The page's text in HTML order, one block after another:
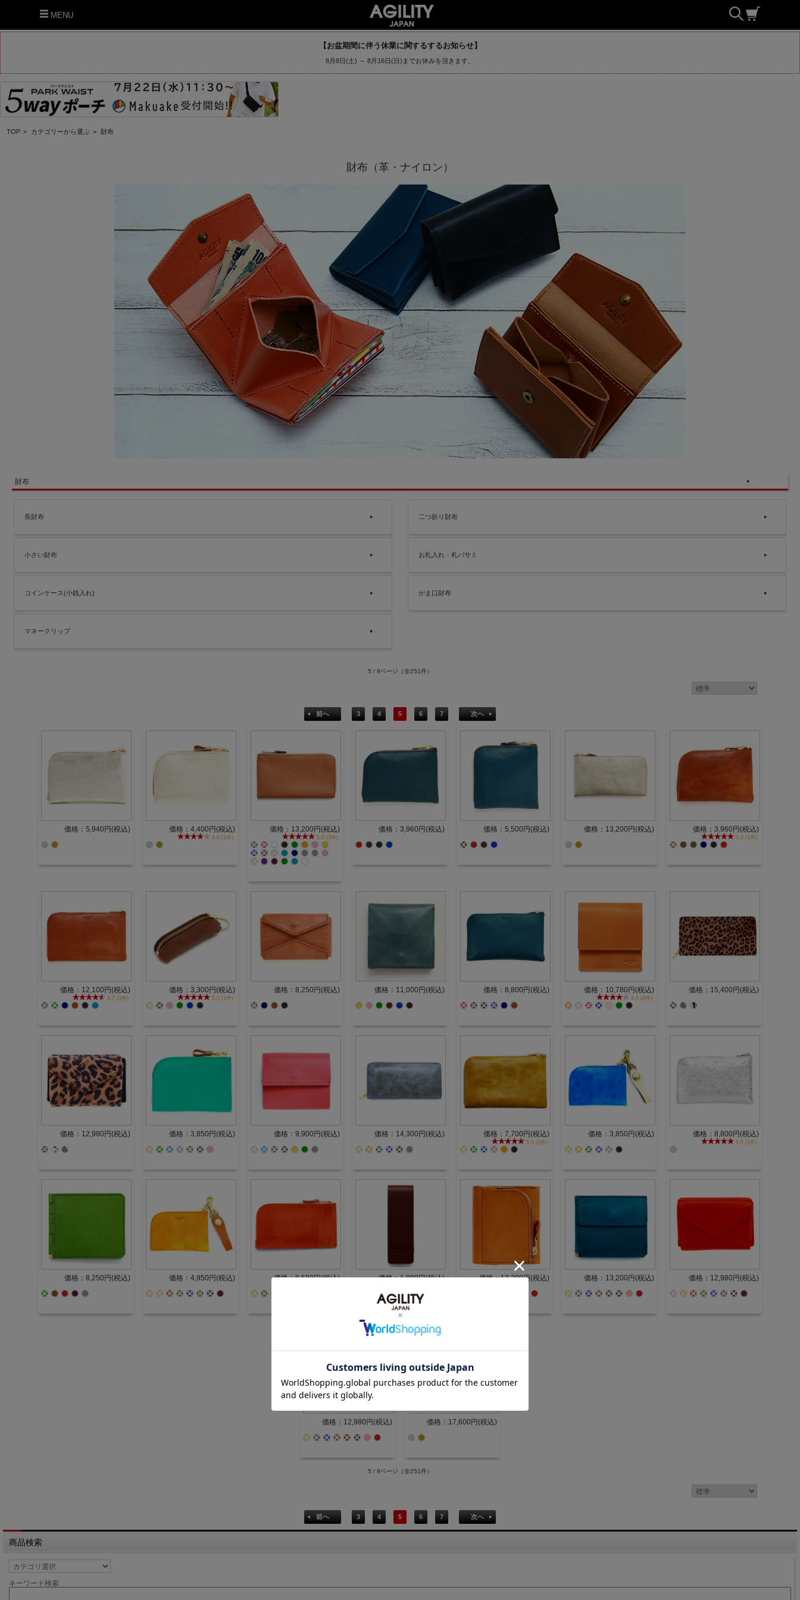
MENU
【お盆期間に伴う休業に関するするお知らせ】
8月8日(土) ～ 8月16日(日)までお休みを頂きます。
TOP > カテゴリーから選ぶ > 財布
財布（革・ナイロン）
財布
長財布
小さい財布
コインケース(小銭入れ)
マネークリップ
二つ折り財布
お札入れ・札バサミ
がま口財布
5 / 9ページ （全251件）
前へ 3 4 5 6 7 次へ
価格：5,940円(税込) 価格：4,400円(税込)
4.0 (1件)
価格：13,200円(税込)
5.0 (3件)
価格：3,960円(税込) 価格：5,500円(税込) 価格：13,200円(税込) 価格：3,960円(税込)
5.0 (1件)
価格：12,100円(税込)
4.7 (3件)
価格：3,300円(税込)
5.0 (1件)
価格：8,250円(税込) 価格：11,000円(税込) 価格：8,800円(税込) 価格：10,780円(税込)
4.0 (2件)
価格：15,400円(税込)
価格：12,980円(税込) 価格：3,850円(税込) 価格：9,900円(税込) 価格：14,300円(税込) 価格：7,700円(税込)
5.0 (1件)
価格：3,850円(税込) 価格：8,800円(税込)
5.0 (1件)
価格：8,250円(税込) 価格：4,950円(税込) 価格：8,580円(税込) 価格：1,980円(税込) 価格：13,200円(税込) 価格：13,200円(税込) 価格：12,980円(税込)
価格：12,980円(税込) 価格：17,600円(税込)
5 / 9ページ （全251件）
前へ 3 4 5 6 7 次へ
商品検索
キーワード検索